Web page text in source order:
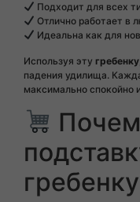
Подходит для всех
Отлично работает в
Идеальна как для
Используя эту гребенку
падения удилища.
максимально спокойно